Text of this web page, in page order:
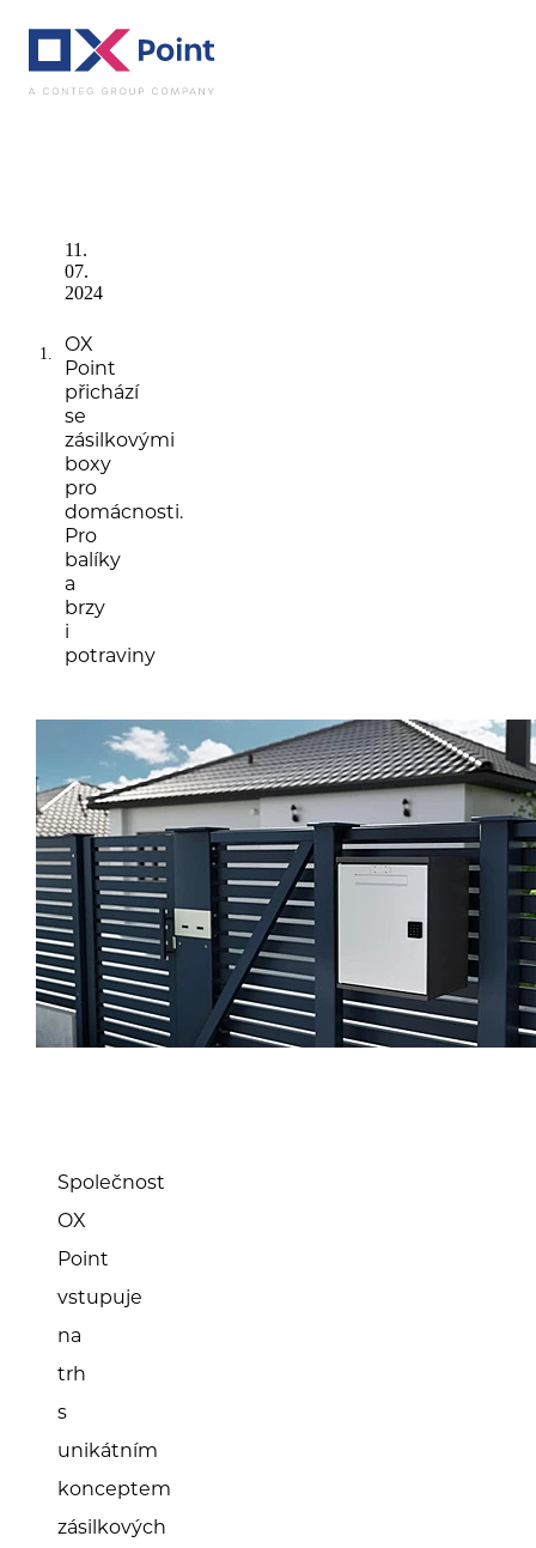
11.
07.
2024
OX
Point
přichází
se
zásilkovými
boxy
pro
domácnosti.
Pro
balíky
a
brzy
i
potraviny
Společnost
OX
Point
vstupuje
na
trh
s
unikátním
konceptem
zásilkových